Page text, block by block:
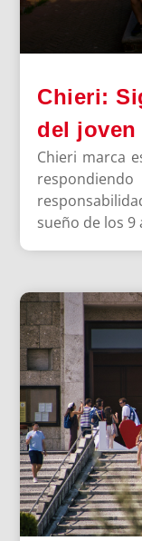
Chieri:
del joven
Chieri marca
sueño de los 9